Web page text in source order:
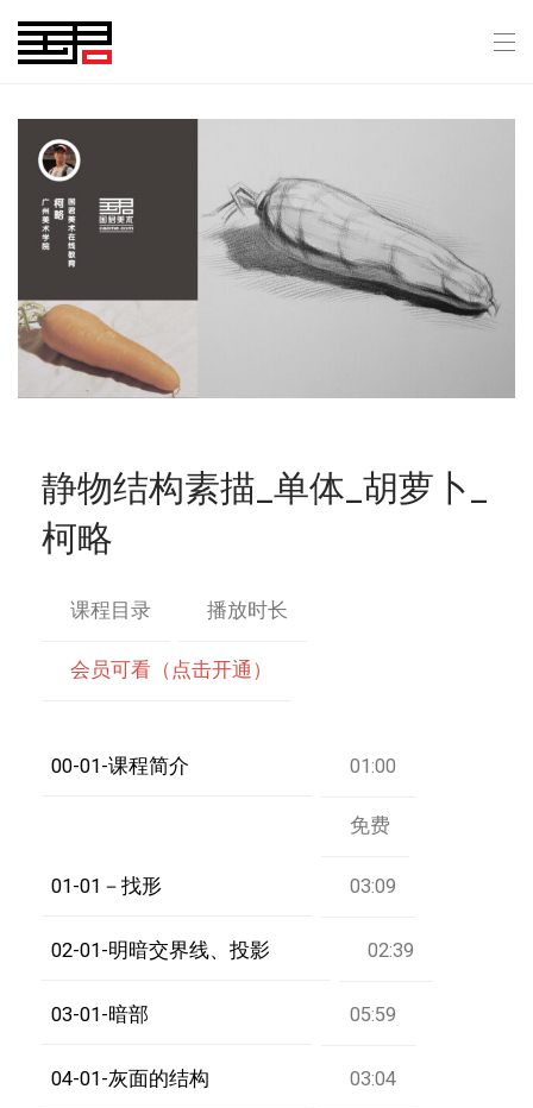
静物结构素描_单体_胡萝卜_
柯略
课程目录 播放时长
会员可看（点击开通）
00-01-课程简介 01:00
免费
01-01－找形 03:09
02-01-明暗交界线、投影 02:39
03-01-暗部 05:59
04-01-灰面的结构 03:04